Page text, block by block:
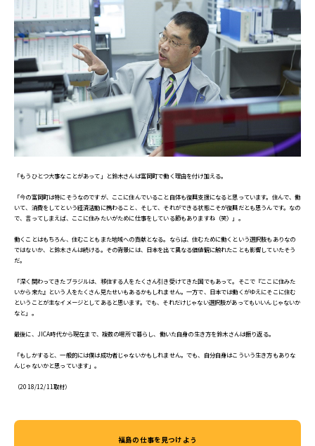
「もうひとつ大事なことがあって」と鈴木さんは富岡町で働く理由を付け加える。
「今の富岡町は特にそうなのですが、ここに住んでいること自体も復興支援になると思っています。住んで、働
いて、消費をしてという経済活動に携わること、そして、それができる状態こそが復興だとも思うんです。なの
で、言ってしまえば、ここに住みたいがために仕事をしている節もありますね（笑）」。
働くことはもちろん、住むこともまた地域への貢献となる。ならば、住むために働くという選択肢もありなの
ではないか、と鈴木さんは続ける。その背景には、日本を出て異なる価値観に触れたことも影響していたそう
だ。
「深く関わってきたブラジルは、移住する人をたくさん引き受けてきた国でもあって。そこで『ここに住みた
いから来た』という人をたくさん見たせいもあるかもしれません。一方で、日本では働くがゆえにそこに住む
ということが主なイメージとしてあると思います。でも、それだけじゃない選択肢があってもいいんじゃないか
なと」。
最後に、JICA時代から現在まで、複数の場所で暮らし、働いた自身の生き方を鈴木さんは振り返る。
「もしかすると、一般的には僕は成功者じゃないかもしれません。でも、自分自身はこういう生き方もありな
んじゃないかと思っています」。
（2018/12/11取材）
福島の仕事を見つけよう